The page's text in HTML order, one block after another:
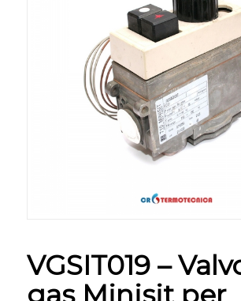
VGSIT019 –